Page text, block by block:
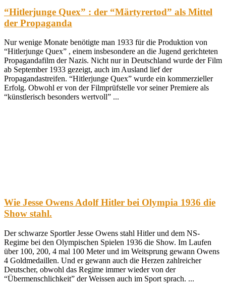
“Hitlerjunge Quex” : der “Märtyrertod” als Mittel
der Propaganda
Nur wenige Monate benötigte man 1933 für die Produktion von
“Hitlerjunge Quex” , einem insbesondere an die Jugend gerichteten
Propagandafilm der Nazis. Nicht nur in Deutschland wurde der Film
ab September 1933 gezeigt, auch im Ausland lief der
Propagandastreifen. “Hitlerjunge Quex” wurde ein kommerzieller
Erfolg. Obwohl er von der Filmprüfstelle vor seiner Premiere als
“künstlerisch besonders wertvoll” ...
Wie Jesse Owens Adolf Hitler bei Olympia 1936 die
Show stahl.
Der schwarze Sportler Jesse Owens stahl Hitler und dem NS-
Regime bei den Olympischen Spielen 1936 die Show. Im Laufen
über 100, 200, 4 mal 100 Meter und im Weitsprung gewann Owens
4 Goldmedaillen. Und er gewann auch die Herzen zahlreicher
Deutscher, obwohl das Regime immer wieder von der
“Übermenschlichkeit” der Weissen auch im Sport sprach. ...